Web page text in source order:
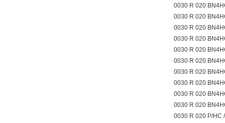
0030 R 020
0030 R 020
0030 R 020
0030 R 020
0030 R 020
0030 R 020
0030 R 020
0030 R 020
0030 R 020
0030 R 020
0030 R 020 P/HC